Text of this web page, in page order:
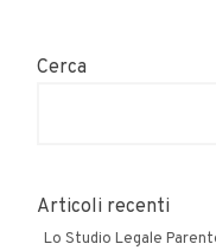
Cerca
Articoli recenti
Lo Studio Legale